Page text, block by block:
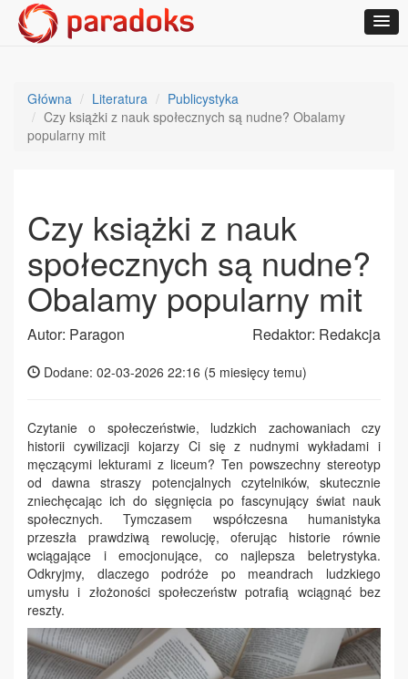
Główna Literatura
Publicystyka
Czy książki z nauk społecznych są nudne? Obalamy
popularny mit
Czy książki z nauk
społecznych są nudne?
Obalamy popularny mit
Autor: Paragon Redaktor: Redakcja
Dodane: 02-03-2026 22:16 (5 miesięcy temu)
Czytanie o społeczeństwie, ludzkich zachowaniach czy
historii cywilizacji kojarzy Ci się z nudnymi wykładami i
męczącymi lekturami z liceum? Ten powszechny stereotyp
od dawna straszy potencjalnych czytelników, skutecznie
zniechęcając ich do sięgnięcia po fascynujący świat nauk
społecznych. Tymczasem współczesna humanistyka
przeszła prawdziwą rewolucję, oferując historie równie
wciągające i emocjonujące, co najlepsza beletrystyka.
Odkryjmy, dlaczego podróże po meandrach ludzkiego
umysłu i złożoności społeczeństw potrafią wciągnąć bez
reszty.